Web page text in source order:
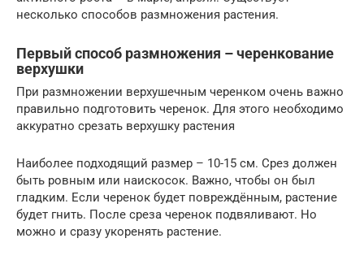
несколько способов размножения растения.
Первый способ размножения – черенкование
верхушки
При размножении верхушечным черенком очень важно
правильно подготовить черенок. Для этого необходимо
аккуратно срезать верхушку растения
Наиболее подходящий размер – 10-15 см. Срез должен
быть ровным или наискосок. Важно, чтобы он был
гладким. Если черенок будет повреждённым, растение
будет гнить. После среза черенок подвяливают. Но
можно и сразу укоренять растение.